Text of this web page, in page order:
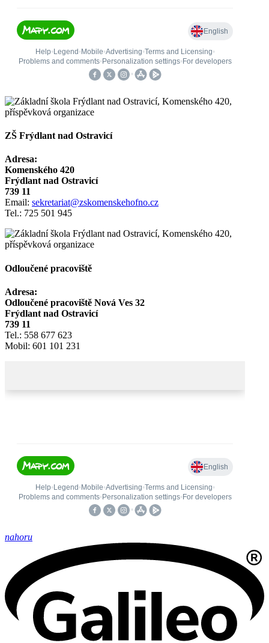
ZŠ Frýdlant nad Ostravicí
Adresa:
Komenského 420
Frýdlant nad Ostravicí
739 11
Email: sekretariat@zskomenskehofno.cz
Tel.: 725 501 945
Odloučené pracoviště
Adresa:
Odloučené pracoviště Nová Ves 32
Frýdlant nad Ostravicí
739 11
Tel.: 558 677 623
Mobil: 601 101 231
nahoru